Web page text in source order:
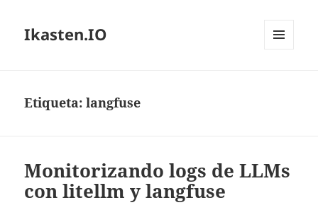
Ikasten.IO
Etiqueta:langfuse
Monitorizando logs de LLMs
con litellm y langfuse